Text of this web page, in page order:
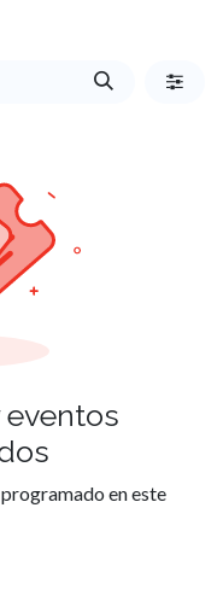
eventos
en este